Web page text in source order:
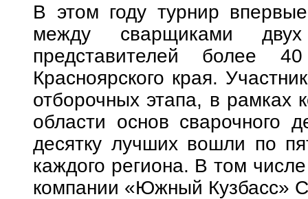
В этом году турнир
между сварщиками
представителей более
Красноярского края.
отборочных этапа, в рамках
области основ сварочного
десятку лучших вошли по
каждого региона. В том
компании «Южный Кузбасс»